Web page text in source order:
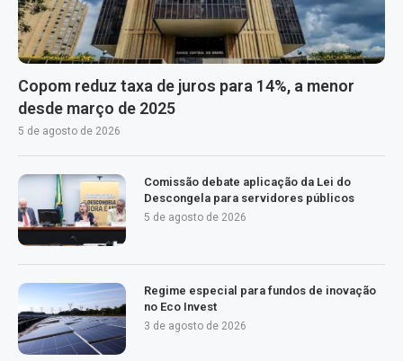
Copom reduz taxa de juros para 14%, a menor
desde março de 2025
5 de agosto de 2026
Comissão debate aplicação da Lei do
Descongela para servidores públicos
5 de agosto de 2026
Regime especial para fundos de inovação
no Eco Invest
3 de agosto de 2026